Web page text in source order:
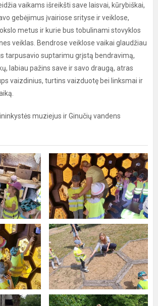
vaikams išreikšti save laisvai, kūrybiškai,
gebėjimus įvairiose srityse ir veiklose,
metus ir kurie bus tobulinami stovyklos
veiklas. Bendrose veiklose vaikai glaudžiau
tarpusavio suptarimu grįstą bendravimą,
labiau pažins save ir savo draugą, atras
vaizdinius, turtins vaizduotę bei linksmai ir
muziejus ir Ginučių vandens